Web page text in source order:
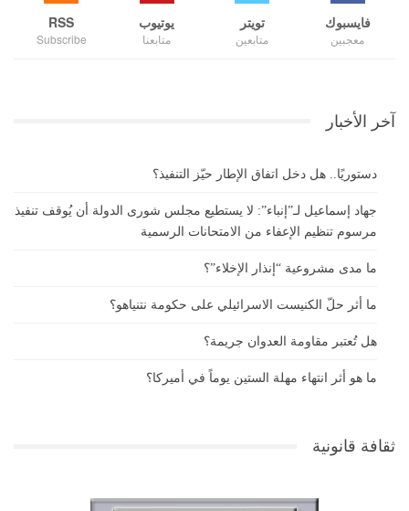
فايسبوك
معجبين
تويتر
متابعين
يوتيوب
متابعنا
RSS
Subscribe
آخر الأخبار
دستوريًا.. هل دخل اتفاق الإطار حيّز التنفيذ؟
جهاد إسماعيل لـ”إنباء”: لا يستطيع مجلس شورى الدولة أن يُوقف تنفيذ
مرسوم تنظيم الإعفاء من الامتحانات الرسمية
ما مدى مشروعية “إنذار الإخلاء”؟
ما أثر حلّ الكنيست الاسرائيلي على حكومة نتنياهو؟
هل تُعتبر مقاومة العدوان جريمة؟
ما هو أثر انتهاء مهلة الستين يوماً في أميركا؟
ثقافة قانونية